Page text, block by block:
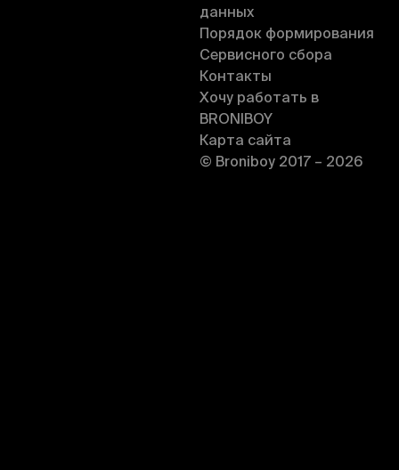
данных
Порядок формирования
Сервисного сбора
Контакты
Хочу работать в
BRONIBOY
Карта сайта
© Broniboy 2017 – 2026